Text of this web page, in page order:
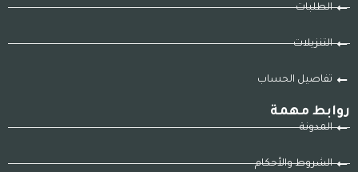
الطلبات
التنزيلات
تفاصيل الحساب
روابط مهمة
المدونة
الشروط والأحكام